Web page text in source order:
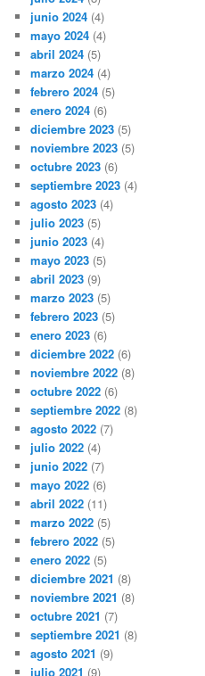
junio 2024 (4)
mayo 2024 (4)
abril 2024 (5)
marzo 2024 (4)
febrero 2024 (5)
enero 2024 (6)
diciembre 2023 (5)
noviembre 2023 (5)
octubre 2023 (6)
septiembre 2023 (4)
agosto 2023 (4)
julio 2023 (5)
junio 2023 (4)
mayo 2023 (5)
abril 2023 (9)
marzo 2023 (5)
febrero 2023 (5)
enero 2023 (6)
diciembre 2022 (6)
noviembre 2022 (8)
octubre 2022 (6)
septiembre 2022 (8)
agosto 2022 (7)
julio 2022 (4)
junio 2022 (7)
mayo 2022 (6)
abril 2022 (11)
marzo 2022 (5)
febrero 2022 (5)
enero 2022 (5)
diciembre 2021 (8)
noviembre 2021 (8)
octubre 2021 (7)
septiembre 2021 (8)
agosto 2021 (9)
julio 2021 (9)